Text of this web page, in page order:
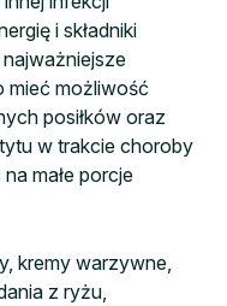
i składniki
mieć możliwość
posiłków oraz
w trakcie choroby
małe porcje
kremy warzywne,
z ryżu,